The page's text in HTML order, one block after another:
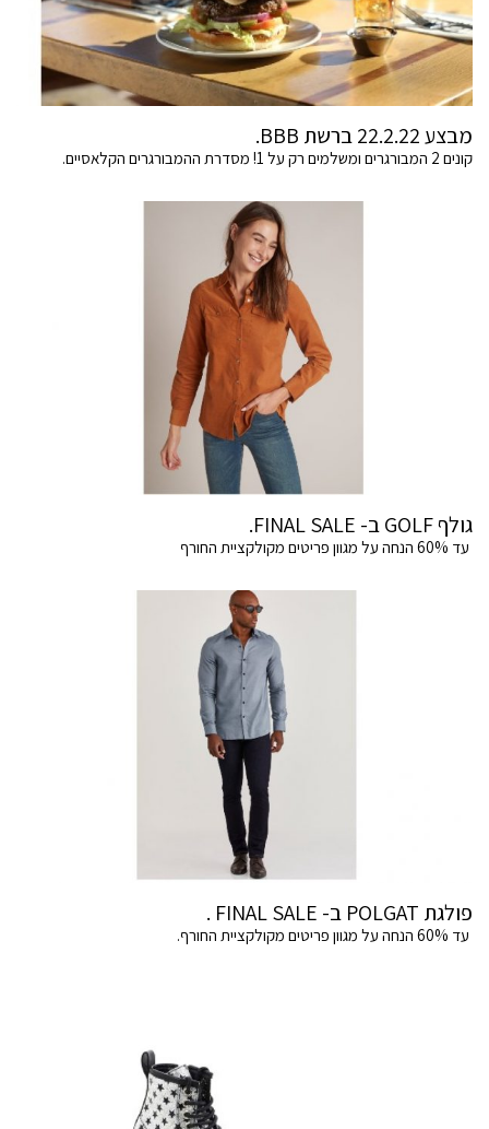
מבצע 22.2.22 ברשת BBB.
קונים 2 המבורגרים ומשלמים רק על 1! מסדרת ההמבורגרים הקלאסיים.
גולף GOLF ב- FINAL SALE.
עד 60% הנחה על מגוון פריטים מקולקציית החורף
פולגת POLGAT ב- FINAL SALE .
עד 60% הנחה על מגוון פריטים מקולקציית החורף.